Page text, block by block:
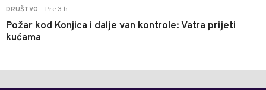
DRUŠTVO Pre 3 h
Požar kod Konjica i dalje van kontrole: Vatra prijeti
kućama